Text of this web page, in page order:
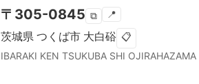
〒 305-0845 ⧉ 📍
茨城県 つくば市 大白硲 📋
IBARAKI KEN TSUKUBA SHI OJIRAHAZAMA